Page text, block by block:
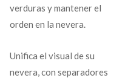
verduras y mantener el
orden en la nevera.
Unifica el visual de su
nevera, con separadores